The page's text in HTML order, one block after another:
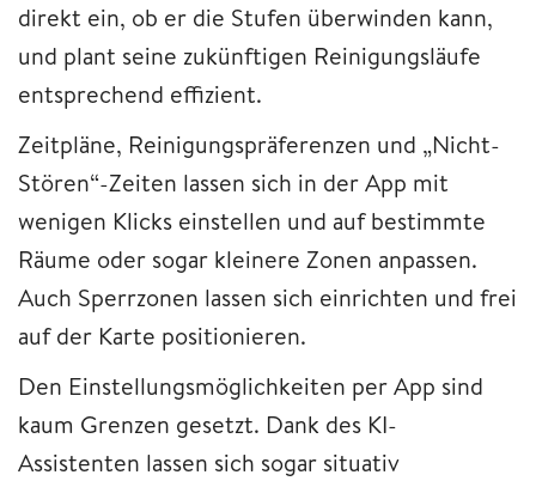
direkt ein, ob er die Stufen überwinden kann,
und plant seine zukünftigen Reinigungsläufe
entsprechend effizient.
Zeitpläne, Reinigungspräferenzen und „Nicht-
Stören“-Zeiten lassen sich in der App mit
wenigen Klicks einstellen und auf bestimmte
Räume oder sogar kleinere Zonen anpassen.
Auch Sperrzonen lassen sich einrichten und frei
auf der Karte positionieren.
Den Einstellungsmöglichkeiten per App sind
kaum Grenzen gesetzt. Dank des KI-
Assistenten lassen sich sogar situativ